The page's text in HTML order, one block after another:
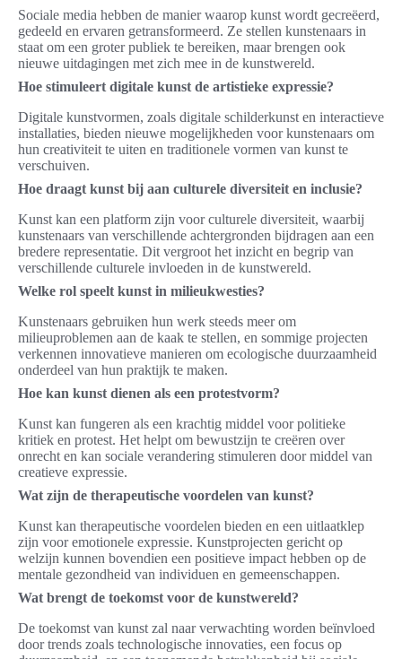
Sociale media hebben de manier waarop kunst wordt gecreëerd,
gedeeld en ervaren getransformeerd. Ze stellen kunstenaars in
staat om een groter publiek te bereiken, maar brengen ook
nieuwe uitdagingen met zich mee in de kunstwereld.
Hoe stimuleert digitale kunst de artistieke expressie?
Digitale kunstvormen, zoals digitale schilderkunst en interactieve
installaties, bieden nieuwe mogelijkheden voor kunstenaars om
hun creativiteit te uiten en traditionele vormen van kunst te
verschuiven.
Hoe draagt kunst bij aan culturele diversiteit en inclusie?
Kunst kan een platform zijn voor culturele diversiteit, waarbij
kunstenaars van verschillende achtergronden bijdragen aan een
bredere representatie. Dit vergroot het inzicht en begrip van
verschillende culturele invloeden in de kunstwereld.
Welke rol speelt kunst in milieukwesties?
Kunstenaars gebruiken hun werk steeds meer om
milieuproblemen aan de kaak te stellen, en sommige projecten
verkennen innovatieve manieren om ecologische duurzaamheid
onderdeel van hun praktijk te maken.
Hoe kan kunst dienen als een protestvorm?
Kunst kan fungeren als een krachtig middel voor politieke
kritiek en protest. Het helpt om bewustzijn te creëren over
onrecht en kan sociale verandering stimuleren door middel van
creatieve expressie.
Wat zijn de therapeutische voordelen van kunst?
Kunst kan therapeutische voordelen bieden en een uitlaatklep
zijn voor emotionele expressie. Kunstprojecten gericht op
welzijn kunnen bovendien een positieve impact hebben op de
mentale gezondheid van individuen en gemeenschappen.
Wat brengt de toekomst voor de kunstwereld?
De toekomst van kunst zal naar verwachting worden beïnvloed
door trends zoals technologische innovaties, een focus op